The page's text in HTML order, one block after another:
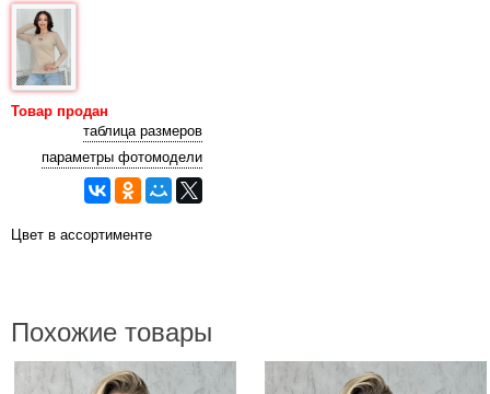
Товар продан
таблица размеров
параметры фотомодели
Цвет в ассортименте
Похожие товары